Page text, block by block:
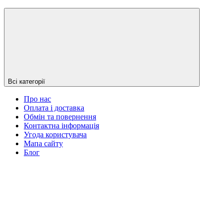
Всі категорії
Про нас
Оплата і доставка
Обмін та повернення
Контактна інформація
Угода користувача
Мапа сайту
Блог